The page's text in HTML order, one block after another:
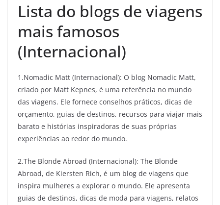
Lista do blogs de viagens
mais famosos
(Internacional)
1.Nomadic Matt (Internacional): O blog Nomadic Matt,
criado por Matt Kepnes, é uma referência no mundo
das viagens. Ele fornece conselhos práticos, dicas de
orçamento, guias de destinos, recursos para viajar mais
barato e histórias inspiradoras de suas próprias
experiências ao redor do mundo.
2.The Blonde Abroad (Internacional): The Blonde
Abroad, de Kiersten Rich, é um blog de viagens que
inspira mulheres a explorar o mundo. Ele apresenta
guias de destinos, dicas de moda para viagens, relatos